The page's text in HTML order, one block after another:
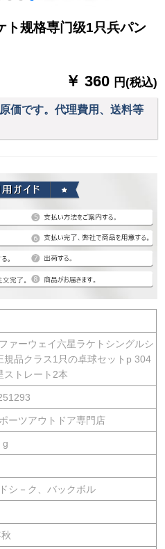
ト规格専门级1只兵パン
￥ 360 円(税込)
価です。代理費用、送料等
ァーウェイ六星ラケトシングルシ
規品クラス1只の卓球セットp 304
ストレート2本
ーツアウトドア専門店
g
シ－ク、バックボル